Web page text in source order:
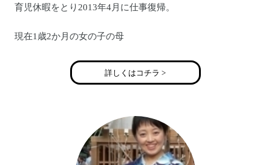
育児休暇をとり2013年4月に仕事復帰。
現在1歳2か月の女の子の母
詳しくはコチラ >